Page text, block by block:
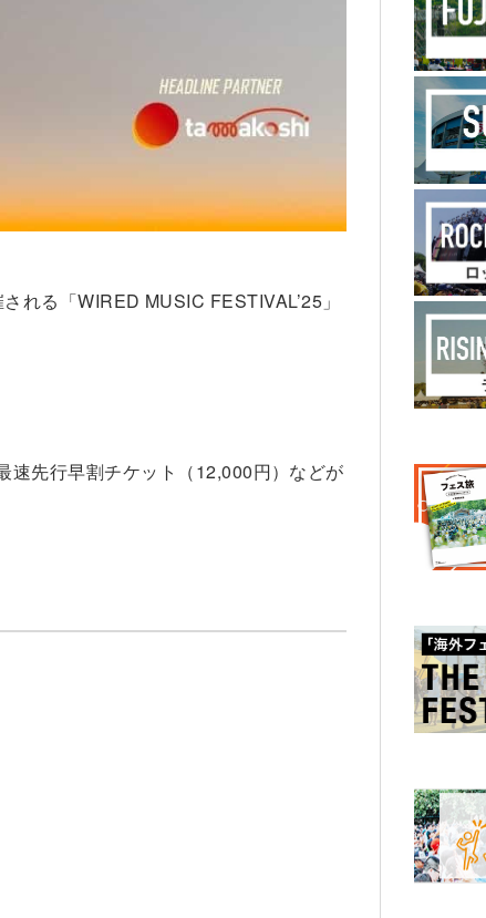
れる「WIRED MUSIC FESTIVAL’25」
速先行早割チケット（12,000円）などが